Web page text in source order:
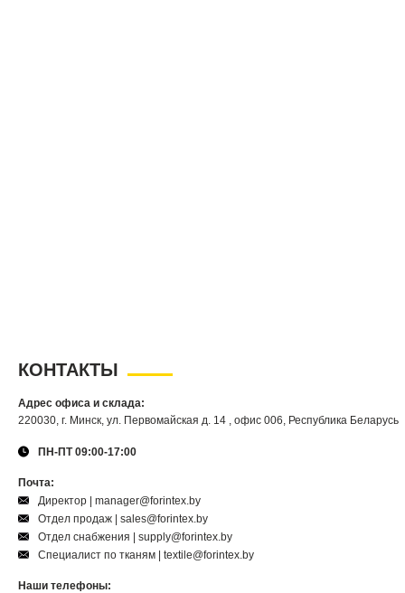
КОНТАКТЫ
Адрес офиса и склада:
220030, г. Минск, ул. Первомайская д. 14 , офис 006, Республика Беларусь
ПН-ПТ 09:00-17:00
Почта:
Директор | manager@forintex.by
Отдел продаж | sales@forintex.by
Отдел снабжения | supply@forintex.by
Специалист по тканям | textile@forintex.by
Наши телефоны: